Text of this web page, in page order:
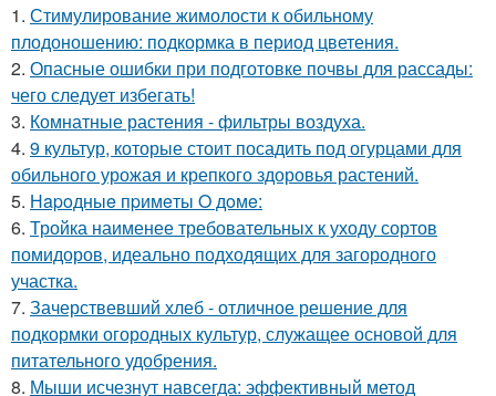
1. Стимулирование жимолости к обильному
плодоношению: подкормка в период цветения.
2. Опасные ошибки при подготовке почвы для рассады:
чего следует избегать!
3. Комнатные растения - фильтры воздуха.
4. 9 культур, которые стоит посадить под огурцами для
обильного урожая и крепкого здоровья растений.
5. Нapoдныe пpимeты O дoмe:
6. Тройка наименее требовательных к уходу сортов
помидоров, идеально подходящих для загородного
участка.
7. Зачерствевший хлеб - отличное решение для
подкормки огородных культур, служащее основой для
питательного удобрения.
8. Мыши исчезнут навсегда: эффективный метод